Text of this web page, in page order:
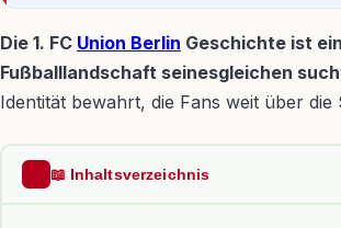
Die 1. FC Union Berlin Geschichte ist
Fußballlandschaft seinesgleichen
Identität bewahrt, die Fans weit über
📖 Inhaltsverzeichnis